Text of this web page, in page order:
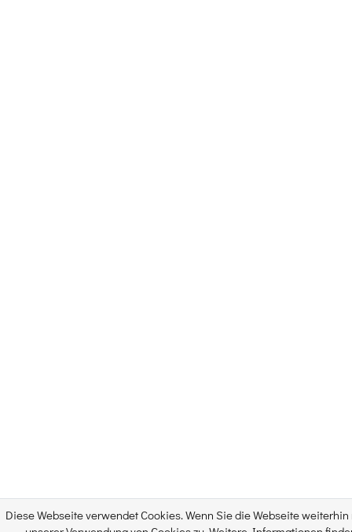
Diese Webseite verwendet Cookies. Wenn Sie die Webseite